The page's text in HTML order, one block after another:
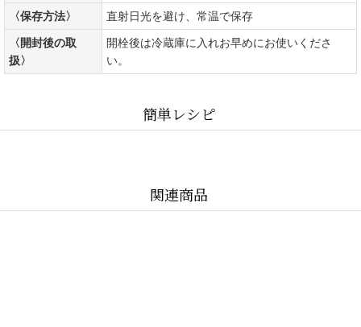
〈保存方法〉
直射日光を避け、常温で保存
〈開封後の取
扱〉
開栓後は冷蔵庫に入れお早めにお使いくださ
い。
簡単レシピ
関連商品